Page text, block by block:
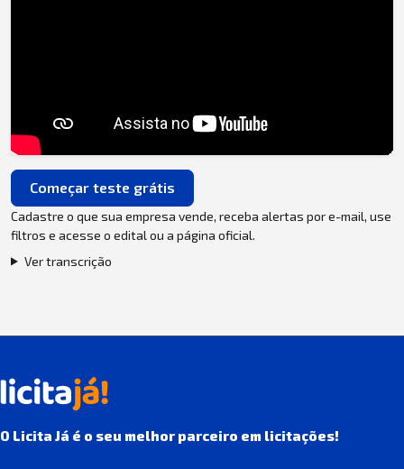
Começar teste grátis
Cadastre o que sua empresa vende, receba alertas por e-mail, use
filtros e acesse o edital ou a página oficial.
Ver transcrição
O Licita Já é o seu melhor parceiro em licitações!